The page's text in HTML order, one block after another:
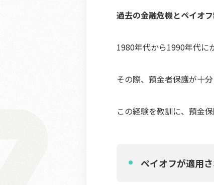
過去の金融危機とペイオ
1980年代から1990年代に
その際、預金者保護が十
この経験を教訓に、預金
ペイオフが適用